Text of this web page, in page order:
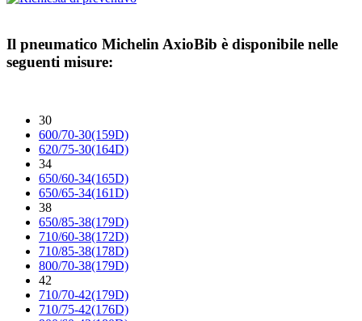
Il pneumatico Michelin AxioBib è disponibile nelle
seguenti misure:
30
600/70-30(159D)
620/75-30(164D)
34
650/60-34(165D)
650/65-34(161D)
38
650/85-38(179D)
710/60-38(172D)
710/85-38(178D)
800/70-38(179D)
42
710/70-42(179D)
710/75-42(176D)